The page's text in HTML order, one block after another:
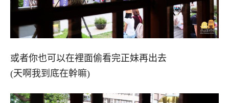
或者你也可以在裡面偷看完正妹再出去
(天啊我到底在幹嘛)